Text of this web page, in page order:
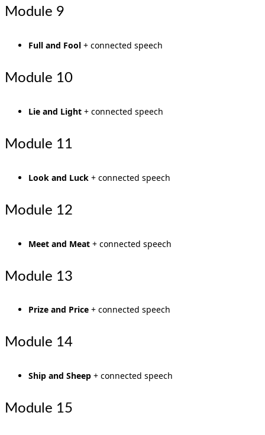
Module 9
Full and Fool + connected speech
Module 10
Lie and Light + connected speech
Module 11
Look and Luck + connected speech
Module 12
Meet and Meat + connected speech
Module 13
Prize and Price + connected speech
Module 14
Ship and Sheep + connected speech
Module 15